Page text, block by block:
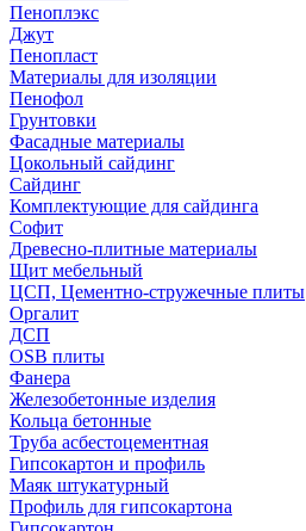
Пеноплэкс
Джут
Пенопласт
Материалы для изоляции
Пенофол
Грунтовки
Фасадные материалы
Цокольный сайдинг
Сайдинг
Комплектующие для сайдинга
Софит
Древесно-плитные материалы
Щит мебельный
ЦСП, Цементно-стружечные плиты
Оргалит
ДСП
OSB плиты
Фанера
Железобетонные изделия
Кольца бетонные
Труба асбестоцементная
Гипсокартон и профиль
Маяк штукатурный
Профиль для гипсокартона